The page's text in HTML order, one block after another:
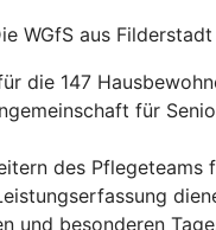
WGfS aus
die 147
für
des
und besonderen